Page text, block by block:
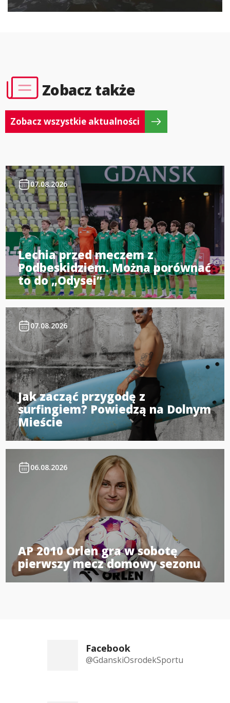
Zobacz także
Zobacz wszystkie aktualności
07.08.2026
Lechia przed meczem z
Podbeskidziem. Można porównać
to do „Odysei”
07.08.2026
Jak zacząć przygodę z
surfingiem? Powiedzą na Dolnym
Mieście
06.08.2026
AP 2010 Orlen gra w sobotę
pierwszy mecz domowy sezonu
Facebook
@GdanskiOsrodekSportu